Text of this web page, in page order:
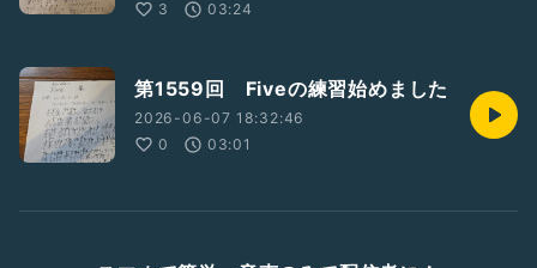
3
03:24
第1559回 Fiveの練習始めました
2026-06-07 18:32:46
0
03:01